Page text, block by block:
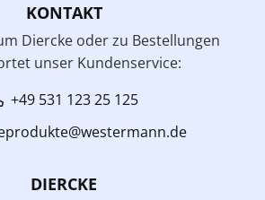
KONTAKT
Diercke oder zu Bestellungen
unser Kundenservice:
+49 531 123 25 125
DIERCKE